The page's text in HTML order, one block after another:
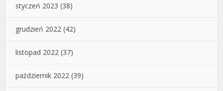
styczeń 2023 (38)
grudzień 2022 (42)
listopad 2022 (37)
październik 2022 (39)